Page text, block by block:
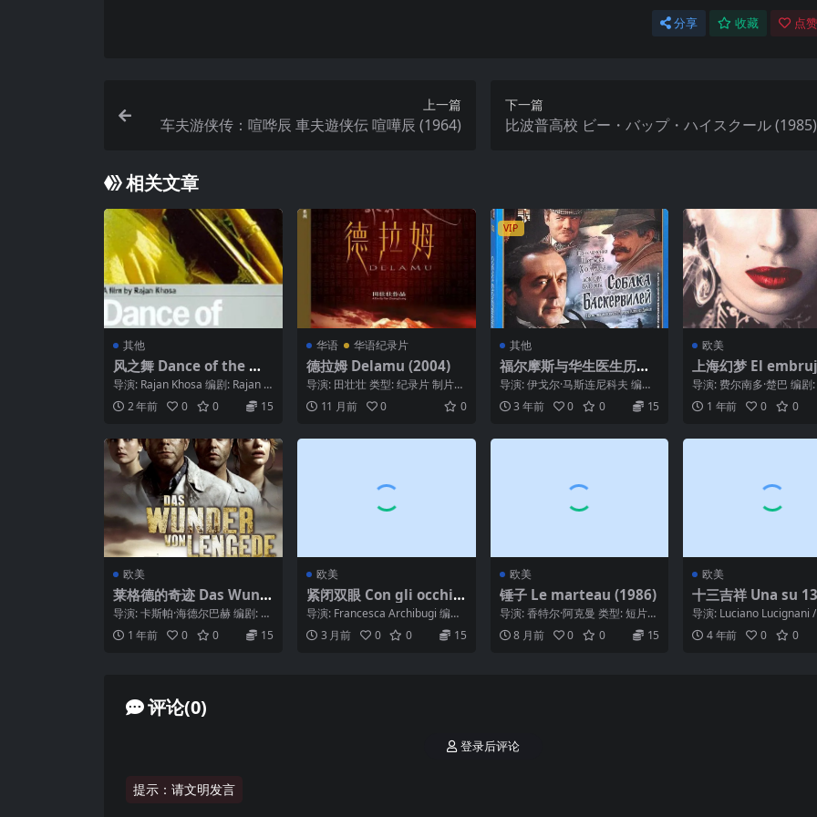
分享 收藏 点
上一篇
车夫游侠传：喧哗辰 車夫遊侠伝 喧嘩辰 (1964)
下一篇
比波普高校 ビー・バップ・ハイスクール (1985)
相关文章
其他
风之舞 Dance of the Wi
nd
导演: Rajan Khosa 编剧: Rajan K
hosa 类型: 剧情 /...
2 年前 0 0 15
华语 华语纪录片
德拉姆 Delamu (2004)
导演: 田壮壮 类型: 纪录片 制片国
家/地区: 中国大陆 / 日本 语
言: 汉...
11 月前 0 0
VIP
其他
福尔摩斯与华生医生历险
记：巴斯克维尔的猎犬 Пр
иключения Шерлока
Холмса и доктора Ват
导演: 伊戈尔·马斯连尼科夫 编
剧: 阿瑟·柯南·道尔 / 伊戈尔·马斯
连尼科夫...
3 年前 0 0 15
欧美
上海幻梦 El
Shanghai (2002)
导演: 费尔南多·楚巴 编剧:
马尔塞 / 费尔南多·楚巴 主
尔南...1 年前 0 0
欧美
莱格德的奇迹 Das Wund
er von Lengedo (2003)
导演: 卡斯帕·海德尔巴赫 编剧: 贝
内迪克特·罗斯考 主演: 海诺·费尔
希 /...1 年前 0 0 15
欧美
紧闭双眼 Con gli occhi c
hiusi (1994)
导演: Francesca Archibugi 编
剧: 弗兰切斯卡·阿尔基布吉 ...
3 月前 0 0 15
欧美
锤子 Le marteau (1986)
导演: 香特尔·阿克曼 类型: 短片
制片国家/地区: 法国 语言: 法语
片长...8 月前 0 0 15
欧美
十三吉祥 Una su
9)
导演: Luciano Lucignani /
斯·加斯纳 编剧: Ant...
4 年前 0 0
评论(0)
提示：请文明发言
登录后评论